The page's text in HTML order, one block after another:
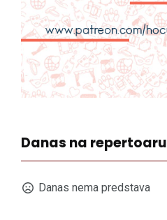
Danas na repertoaru
Danas nema predstava